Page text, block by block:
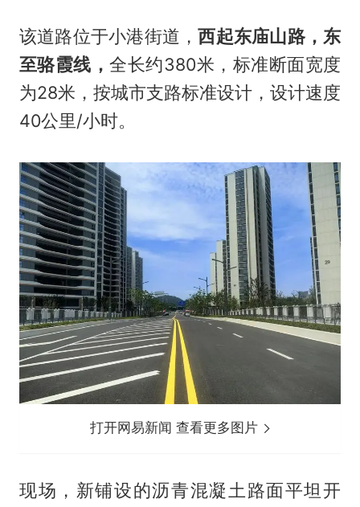
该道路位于小港街道，西起东庙山路，东
至骆霞线，全长约380米，标准断面宽度
为28米，按城市支路标准设计，设计速度
40公里/小时。
打开网易新闻 查看更多图片
现场，新铺设的沥青混凝土路面平坦开